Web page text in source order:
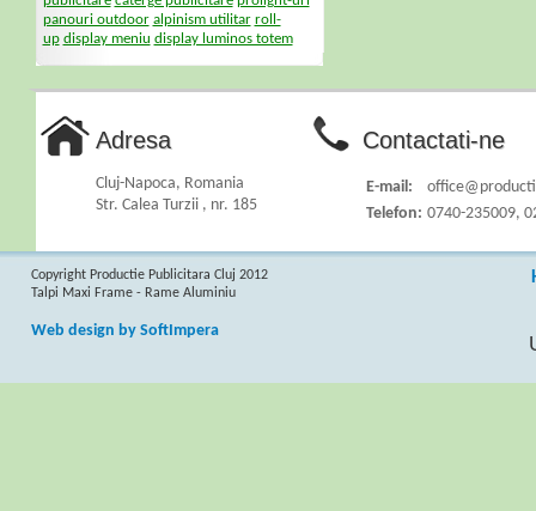
panouri outdoor alpinism utilitar roll-
up display meniu display luminos totem
Adresa
Cluj-Napoca, Romania
Str. Calea Turzii , nr. 185
Contactati-ne
E-mail:
Telefon: 0740-235009,
Copyright Productie Publicitara Cluj 2012
Talpi Maxi Frame - Rame Aluminiu
Web design by SoftImpera